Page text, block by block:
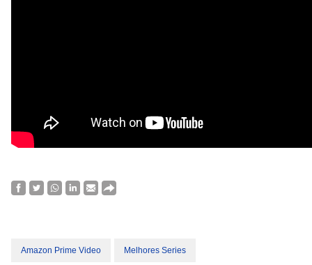
Amazon Prime Video Melhores Series